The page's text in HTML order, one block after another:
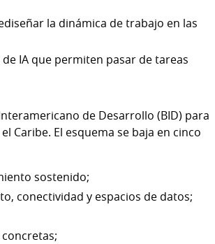
la dinámica de trabajo en las
IA que permiten pasar de tareas
de Desarrollo (BID) para
Caribe. El esquema se baja en cinco
sostenido;
conectividad y espacios de datos;